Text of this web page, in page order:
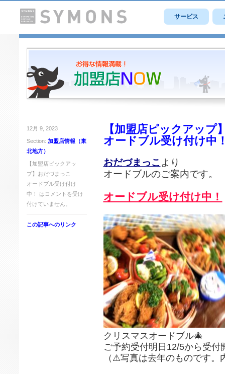
サービス
12月 9, 2023
Section: 加盟店情報（東
北地方）
【加盟店ピックアッ
プ】おだづまっこ
オードブル受け付け
中！ は コメントを受け
付けていません。
この記事へのリンク
【加盟店ピックアップ
オードブル受け付け中
おだづまっこ より
オードブルのご案内です。
オードブル受け付け中！
クリスマスオードブル🎄
ご予約受付明日12/5から受付
（⚠写真は去年のものです。